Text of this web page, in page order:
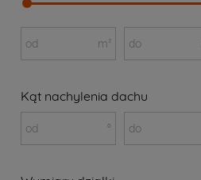
od m² do
Kąt nachylenia dachu
od ° do